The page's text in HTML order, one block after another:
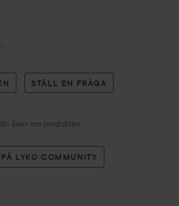
STÄLL EN FRÅGA
åsikt om produkten
LYKO COMMUNITY